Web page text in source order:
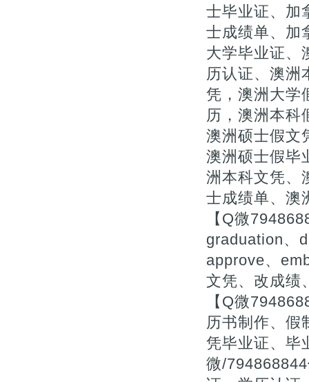
士毕业证、加
士成绩单、加
大学毕业证、
历认证、澳洲
凭，澳洲大学
历，澳洲本科
澳洲硕士假文
澳洲硕士假毕
洲本科文凭、
士成绩单、澳
【Q微
graduation、
approve、
文凭、改成绩
【Q微
历书制作、假
凭毕业证、毕
微/